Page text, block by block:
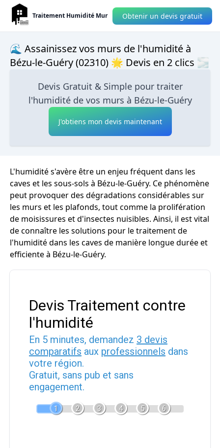
Traitement Humidité Mur Obtenir un devis gratuit
🌊 Assainissez vos murs de l'humidité à
Bézu-le-Guéry (02310) 🌟 Devis en 2 clics 🌫
Devis Gratuit & Simple pour traiter
l'humidité de vos murs à Bézu-le-Guéry
J'obtiens mon devis maintenant
L'humidité s'avère être un enjeu fréquent dans les
caves et les sous-sols à Bézu-le-Guéry. Ce phénomène
peut provoquer des dégradations considérables sur
les murs et les plafonds, tout comme la prolifération
de moisissures et d'insectes nuisibles. Ainsi, il est vital
de connaître les solutions pour le traitement de
l'humidité dans les caves de manière longue durée et
efficiente à Bézu-le-Guéry.
Devis Traitement contre
l'humidité
En 5 minutes, demandez 3 devis
comparatifs aux professionnels dans
votre région.
Gratuit, sans pub et sans
engagement.
1 2 3 4 5 6